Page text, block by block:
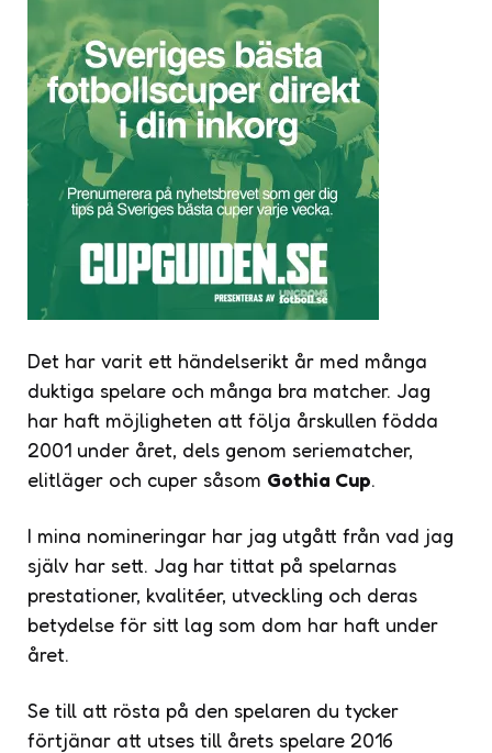
Det har varit ett händelserikt år med många
duktiga spelare och många bra matcher. Jag
har haft möjligheten att följa årskullen födda
2001 under året, dels genom seriematcher,
elitläger och cuper såsom Gothia Cup.
I mina nomineringar har jag utgått från vad jag
själv har sett. Jag har tittat på spelarnas
prestationer, kvalitéer, utveckling och deras
betydelse för sitt lag som dom har haft under
året.
Se till att rösta på den spelaren du tycker
förtjänar att utses till årets spelare 2016